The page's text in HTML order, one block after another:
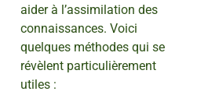
aider à l’assimilation des
connaissances. Voici
quelques méthodes qui se
révèlent particulièrement
utiles :